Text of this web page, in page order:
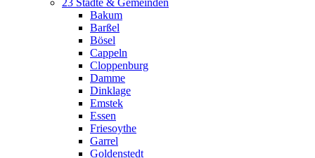
23 Städte & Gemeinden
Bakum
Barßel
Bösel
Cappeln
Cloppenburg
Damme
Dinklage
Emstek
Essen
Friesoythe
Garrel
Goldenstedt